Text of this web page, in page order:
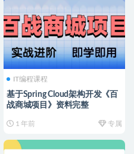
IT编程课程
基于Spring Cloud架构开发《百
战商城项目》资料完整
1 年前 专属